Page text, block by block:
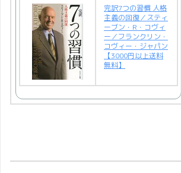
完訳7つの習慣 人格
主義の回復／スティ
ーブン・R・コヴィ
ー／フランクリン・
コヴィー・ジャパン
【3000円以上送料
無料】